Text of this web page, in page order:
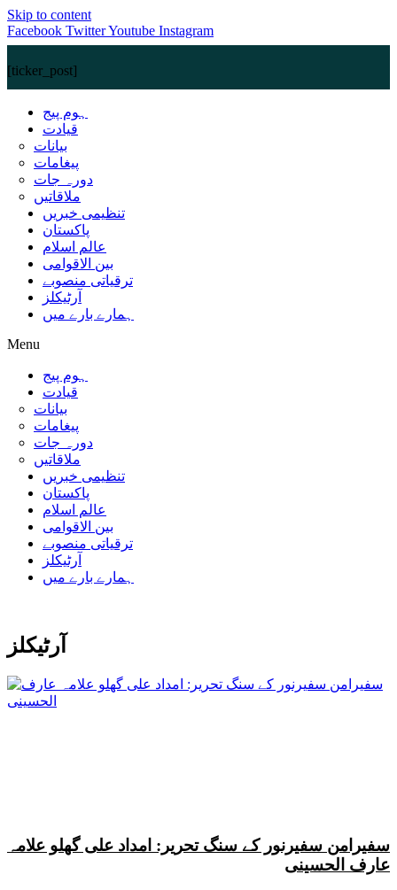
Skip to content
Facebook TwitterYoutube Instagram
[ticker_post]
ہوم پیج
قیادت
بیانات
پیغامات
دورہ جات
ملاقاتیں
تنظیمی خبریں
پاکستان
عالم اسلام
بین الاقوامی
ترقیاتی منصوبے
آرٹیکلز
ہمارے بارے میں
Menu
ہوم پیج
قیادت
بیانات
پیغامات
دورہ جات
ملاقاتیں
تنظیمی خبریں
پاکستان
عالم اسلام
بین الاقوامی
ترقیاتی منصوبے
آرٹیکلز
ہمارے بارے میں
آرٹیکلز
سفیرامن سفیرنور کے سنگ تحریر: امداد علی گھلو علامہ
عارف الحسینی